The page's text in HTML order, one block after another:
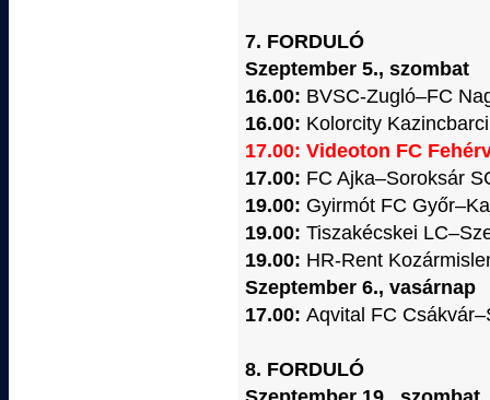
7. FORDULÓ
Szeptember 5., szombat
16.00: BVSC-Zugló–FC
16.00: Kolorcity
17.00: Videoton FC
17.00: FC Ajka–Soroksár
19.00: Gyirmót FC
19.00: Tiszakécskei
19.00: HR-Rent
Szeptember 6., vasárnap
17.00: Aqvital FC
8. FORDULÓ